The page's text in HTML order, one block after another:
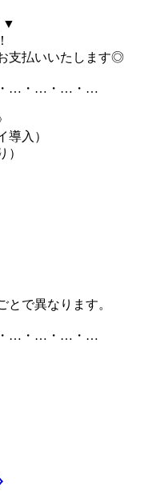
▼
支払いいたします◎
…・…・…・…
導入）
）
で異なります。
…・…・…・…